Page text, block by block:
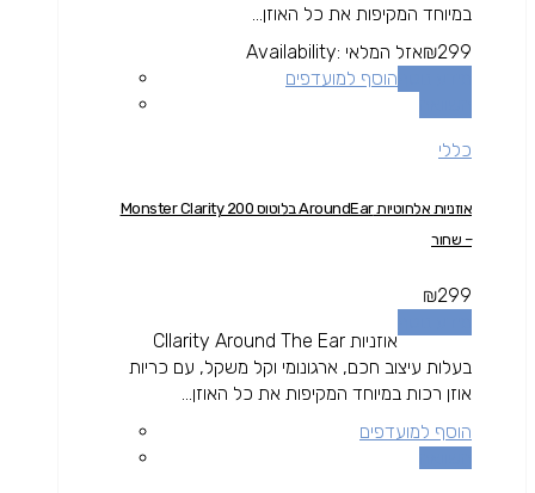
במיוחד המקיפות את כל האוזן...
₪299
Availability: אזל המלאי
הוסף למועדפים
כללי
אוזניות אלחוטיות AroundEar בלוטוס Monster Clarity 200
– שחור
₪299
אוזניות Cllarity Around The Ear
בעלות עיצוב חכם, ארגונומי וקל משקל, עם כריות
אוזן רכות במיוחד המקיפות את כל האוזן...
הוסף למועדפים